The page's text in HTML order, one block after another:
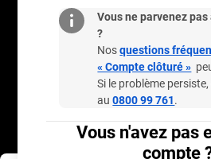
Besoin d'aide ?
Vie privée et sécurité
Où et comment jouer
Bien plus que jouer
Vous ne parvenez
?
Nosquestions
« Compte clôturé »
Si le problème
au0800 99 761.
Vous n'avez pas
compte